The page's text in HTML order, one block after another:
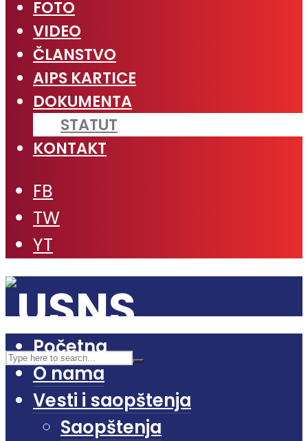
FOTO
VIDEO
ČLANSTVO
AIPS KARTICE
DOKUMENTA
STATUT
KONTAKT
FB
TW
YT
Početna
O nama
Vesti i saopštenja
Saopštenja